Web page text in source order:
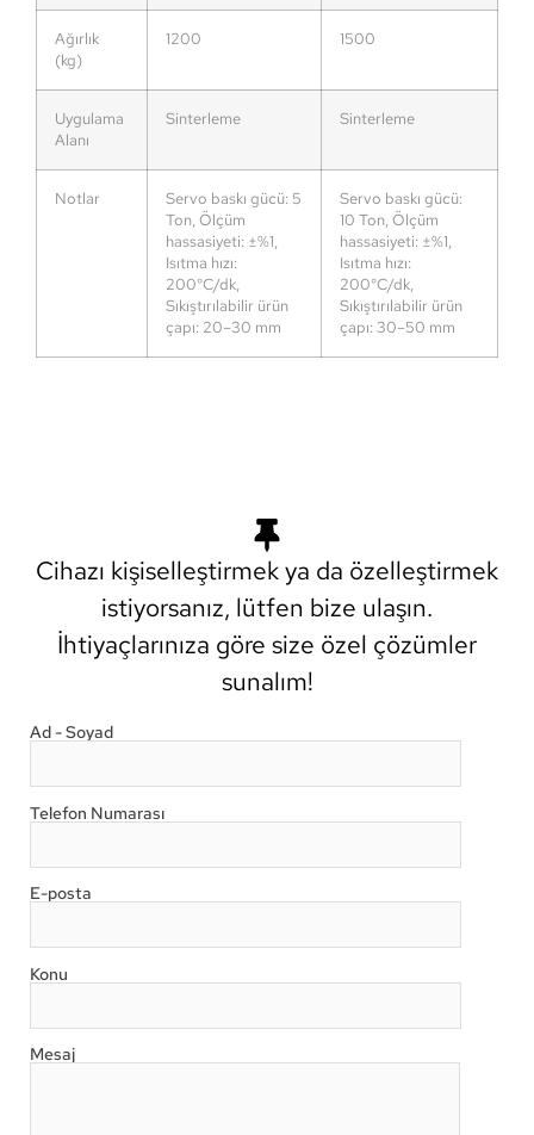
Ağırlık
(kg)
1200 1500
Uygulama
Alanı
Sinterleme Sinterleme
Notlar
Servo baskı gücü: 5
Ton, Ölçüm
hassasiyeti: ±%1,
Isıtma hızı:
200°C/dk,
Sıkıştırılabilir ürün
çapı: 20–30 mm
Servo baskı gücü:
10 Ton, Ölçüm
hassasiyeti: ±%1,
Isıtma hızı:
200°C/dk,
Sıkıştırılabilir ürün
çapı: 30–50 mm
Cihazı kişiselleştirmek ya da özelleştirmek
istiyorsanız, lütfen bize ulaşın.
İhtiyaçlarınıza göre size özel çözümler
sunalım!
Ad - Soyad
Telefon Numarası
E-posta
Konu
Mesaj